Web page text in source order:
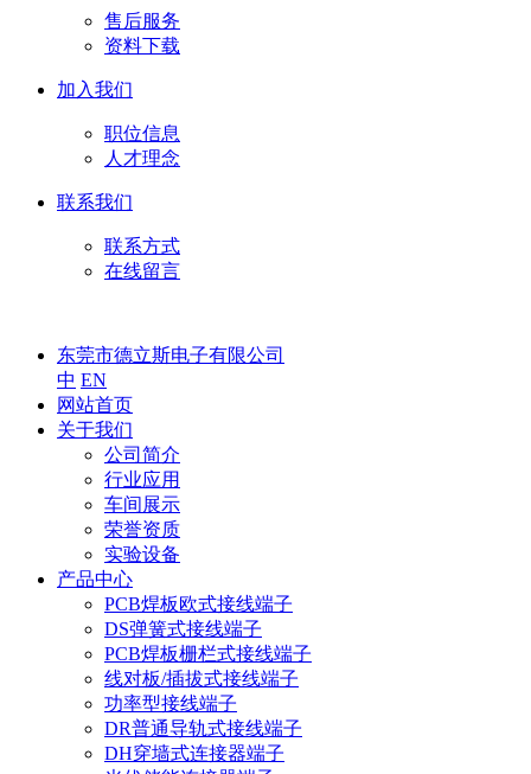
售后服务
资料下载
加入我们
职位信息
人才理念
联系我们
联系方式
在线留言
东莞市德立斯电子有限公司
中 EN
网站首页
关于我们
公司简介
行业应用
车间展示
荣誉资质
实验设备
产品中心
PCB焊板欧式接线端子
DS弹簧式接线端子
PCB焊板栅栏式接线端子
线对板/插拔式接线端子
功率型接线端子
DR普通导轨式接线端子
DH穿墙式连接器端子